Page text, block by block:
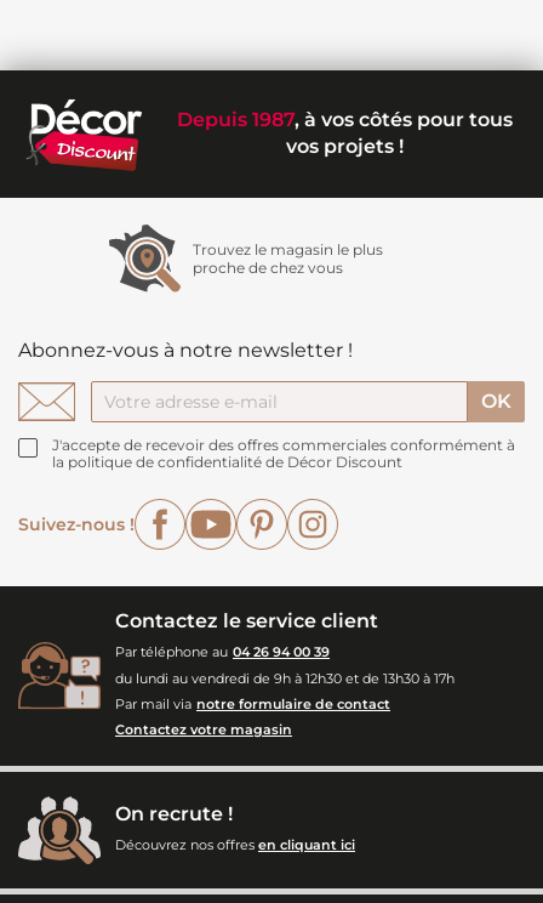
Depuis 1987, à vos côtés pour tous
vos projets !
Trouvez le magasin le plus
proche de chez vous
Abonnez-vous à notre newsletter !
J'accepte de recevoir des offres commerciales conformément à
la politique de confidentialité de Décor Discount
Suivez-nous !
FacebookYouTubePinterest
Contactez le service client
Par téléphone au 04 26 94 00 39
du lundi au vendredi de 9h à 12h30 et de 13h30 à 17h
Par mail via notre formulaire de contact
Contactez votre magasin
On recrute !
Découvrez nos offres en cliquant ici